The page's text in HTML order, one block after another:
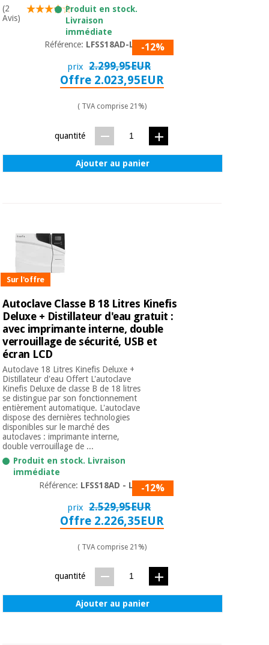
(2
Avis)
Produit en stock.
Livraison
immédiate
Référence: LFSS18AD-LED-12%
prix 2.299,95EUR
Offre 2.023,95EUR
( TVA comprise 21%)
quantité
Ajouter au panier
Sur l'offre
Autoclave Classe B 18 Litres Kinefis
Deluxe + Distillateur d'eau gratuit :
avec imprimante interne, double
verrouillage de sécurité, USB et
écran LCD
Autoclave 18 Litres Kinefis Deluxe +
Distillateur d'eau Offert L'autoclave
Kinefis Deluxe de classe B de 18 litres
se distingue par son fonctionnement
entièrement automatique. L'autoclave
dispose des dernières technologies
disponibles sur le marché des
autoclaves : imprimante interne,
double verrouillage de ...
Produit en stock. Livraison
immédiate
Référence: LFSS18AD - LCD-12%
prix 2.529,95EUR
Offre 2.226,35EUR
( TVA comprise 21%)
quantité
Ajouter au panier